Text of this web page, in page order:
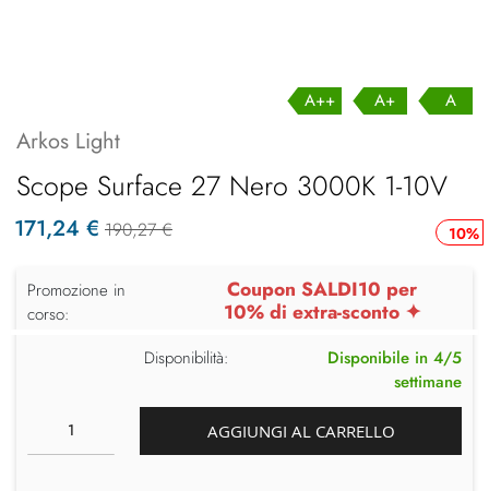
A++ A+ A
Arkos Light
Scope Surface 27 Nero 3000K 1-10V
10%
171,24 € 190,27 €
Promozione in
corso:
Coupon SALDI10 per
10% di extra-sconto ✦
Disponibilità:
Disponibile in 4/5
settimane
AGGIUNGI AL CARRELLO